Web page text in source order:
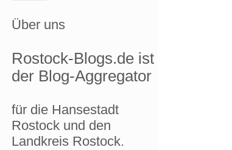
Über uns
Rostock-Blogs.de ist
der Blog-Aggregator
für die Hansestadt
Rostock und den
Landkreis Rostock.